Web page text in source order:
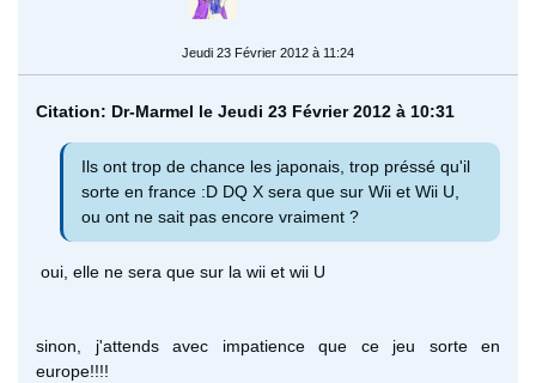
Jeudi 23 Février 2012 à 11:24
Citation: Dr-Marmel le Jeudi 23 Février 2012 à 10:31
Ils ont trop de chance les japonais, trop préssé qu'il
sorte en france :D DQ X sera que sur Wii et Wii U,
ou ont ne sait pas encore vraiment ?
oui, elle ne sera que sur la wii et wii U
sinon, j'attends avec impatience que ce jeu sorte en
europe!!!!